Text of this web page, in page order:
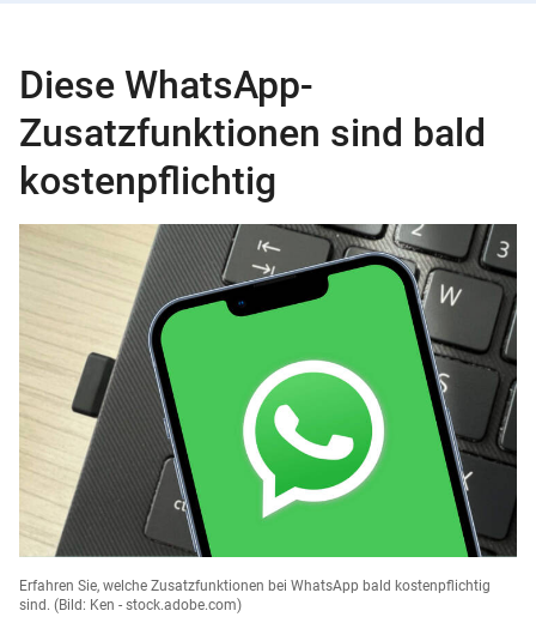
Diese WhatsApp-
Zusatzfunktionen sind bald
kostenpflichtig
Erfahren Sie, welche Zusatzfunktionen bei WhatsApp bald kostenpflichtig
sind. (Bild: Ken - stock.adobe.com)